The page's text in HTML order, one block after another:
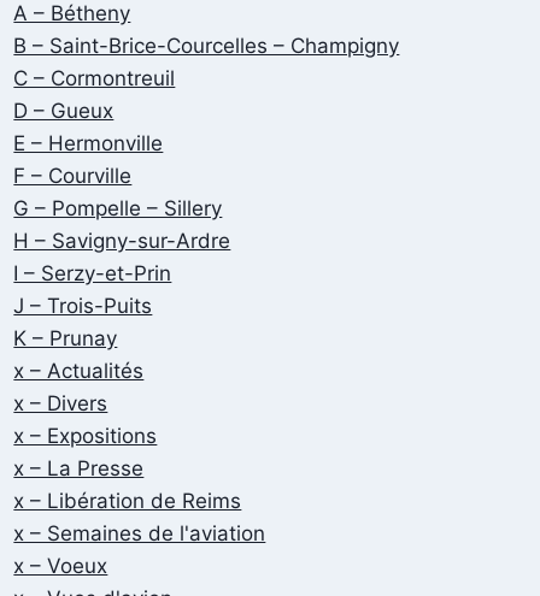
A – Bétheny
B – Saint-Brice-Courcelles – Champigny
C – Cormontreuil
D – Gueux
E – Hermonville
F – Courville
G – Pompelle – Sillery
H – Savigny-sur-Ardre
I – Serzy-et-Prin
J – Trois-Puits
K – Prunay
x – Actualités
x – Divers
x – Expositions
x – La Presse
x – Libération de Reims
x – Semaines de l'aviation
x – Voeux